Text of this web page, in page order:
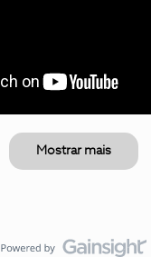
Mostrar mais